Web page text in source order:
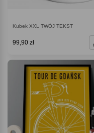
Kubek XXL TWÓJ TEKST
99,90 zł